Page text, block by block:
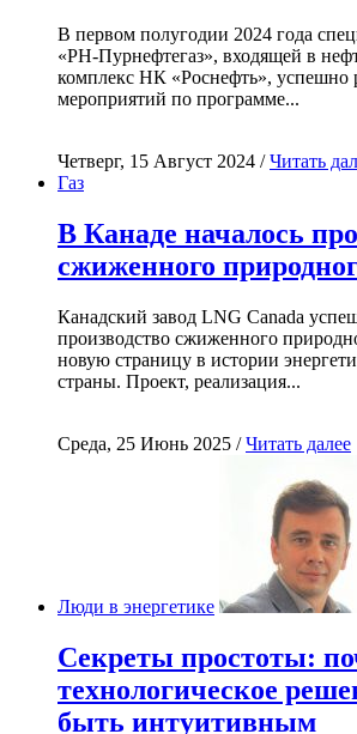
В первом полугодии 2024 года
«РН-Пурнефтегаз», входящей в
комплекс НК «Роснефть», успешно
мероприятий по программе...
Четверг, 15 Август 2024 /Читать
Газ
В Канаде началось
сжиженного
Канадский завод LNG Canada
производство сжиженного
новую страницу в истории
страны. Проект, реализация...
Среда, 25 Июнь 2025 /Читать далее
Люди в энергетике
Секреты простоты:
технологическое
быть интуитивным